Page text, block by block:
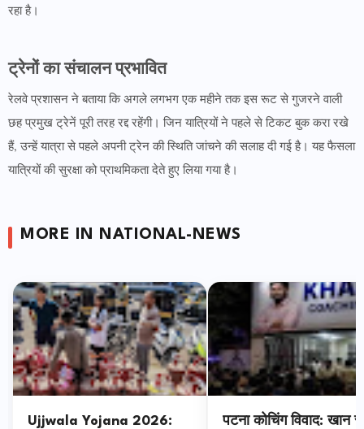
रहा है।
ट्रेनों का संचालन प्रभावित
रेलवे प्रशासन ने बताया कि अगले लगभग एक महीने तक इस रूट से गुजरने वाली
छह प्रमुख ट्रेनें पूरी तरह रद्द रहेंगी। जिन यात्रियों ने पहले से टिकट बुक करा रखे
हैं, उन्हें यात्रा से पहले अपनी ट्रेन की स्थिति जांचने की सलाह दी गई है। यह फैसला
यात्रियों की सुरक्षा को प्राथमिकता देते हुए लिया गया है।
MORE IN NATIONAL-NEWS
Ujjwala Yojana 2026:
पटना कोचिंग विवाद: खान